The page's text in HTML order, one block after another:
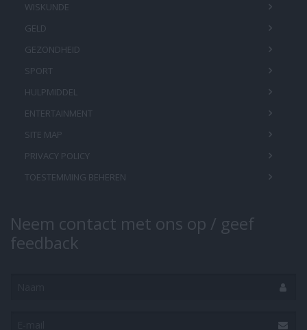
WISKUNDE
GELD
GEZONDHEID
SPORT
HULPMIDDEL
ENTERTAINMENT
SITE MAP
PRIVACY POLICY
TOESTEMMING BEHEREN
Neem contact met ons op / geef
feedback